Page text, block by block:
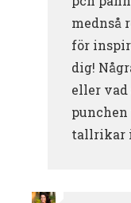
mednså
för
dig!
eller vad
tallrikar